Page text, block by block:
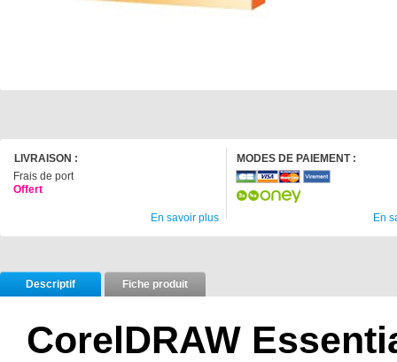
LIVRAISON :
Frais de port
Offert
En savoir plus
MODES DE PAIEMENT :
En
Descriptif Fiche produit
CorelDRAW